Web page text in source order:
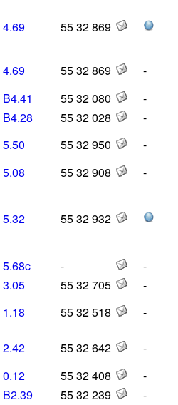
4.69 55 32 869
4.69 55 32 869
-
B4.41 55 32 080
-
B4.28 55 32 028
-
5.50 55 32 950
-
5.08 55 32 908
-
5.32
55 32 932
5.68c -
-
3.05 55 32 705
-
1.18 55 32 518 -
2.42 55 32 642
-
0.12 55 32 408
-
B2.39 55 32 239
-